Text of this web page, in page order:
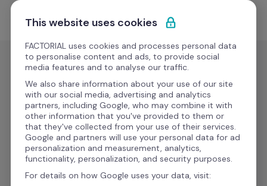
Ir al contenido
Empieza gratis
Viaje
FREENOW
for
Business
Automatiza la gestión de la movilidad y mantén los
gastos de viaje precisos y actualizados.
This website uses cookies
FACTORIAL uses cookies and processes personal data
to personalise content and ads, to provide social
media features and to analyse our traffic.
We also share information about your use of our site
with our social media, advertising and analytics
partners, including Google, who may combine it with
other information that you've provided to them or
that they've collected from your use of their services.
Google and partners will use your personal data for ad
personalization and measurement, analytics,
functionality, personalization, and security purposes.
For details on how Google uses your data, visit: